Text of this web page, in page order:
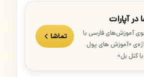
در آپارات
آموزش‌های فارسی با
«آموزش های پول
کتل بل»
تماشا